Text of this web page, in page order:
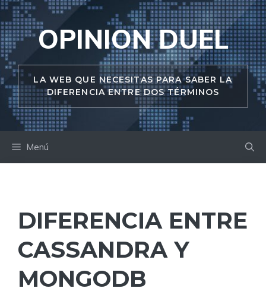
Saltar
al
contenidoOPINION DUEL
LA WEB QUE NECESITAS PARA SABER LA
DIFERENCIA ENTRE DOS TÉRMINOS
Menú
DIFERENCIA ENTRE
CASSANDRA Y
MONGODB